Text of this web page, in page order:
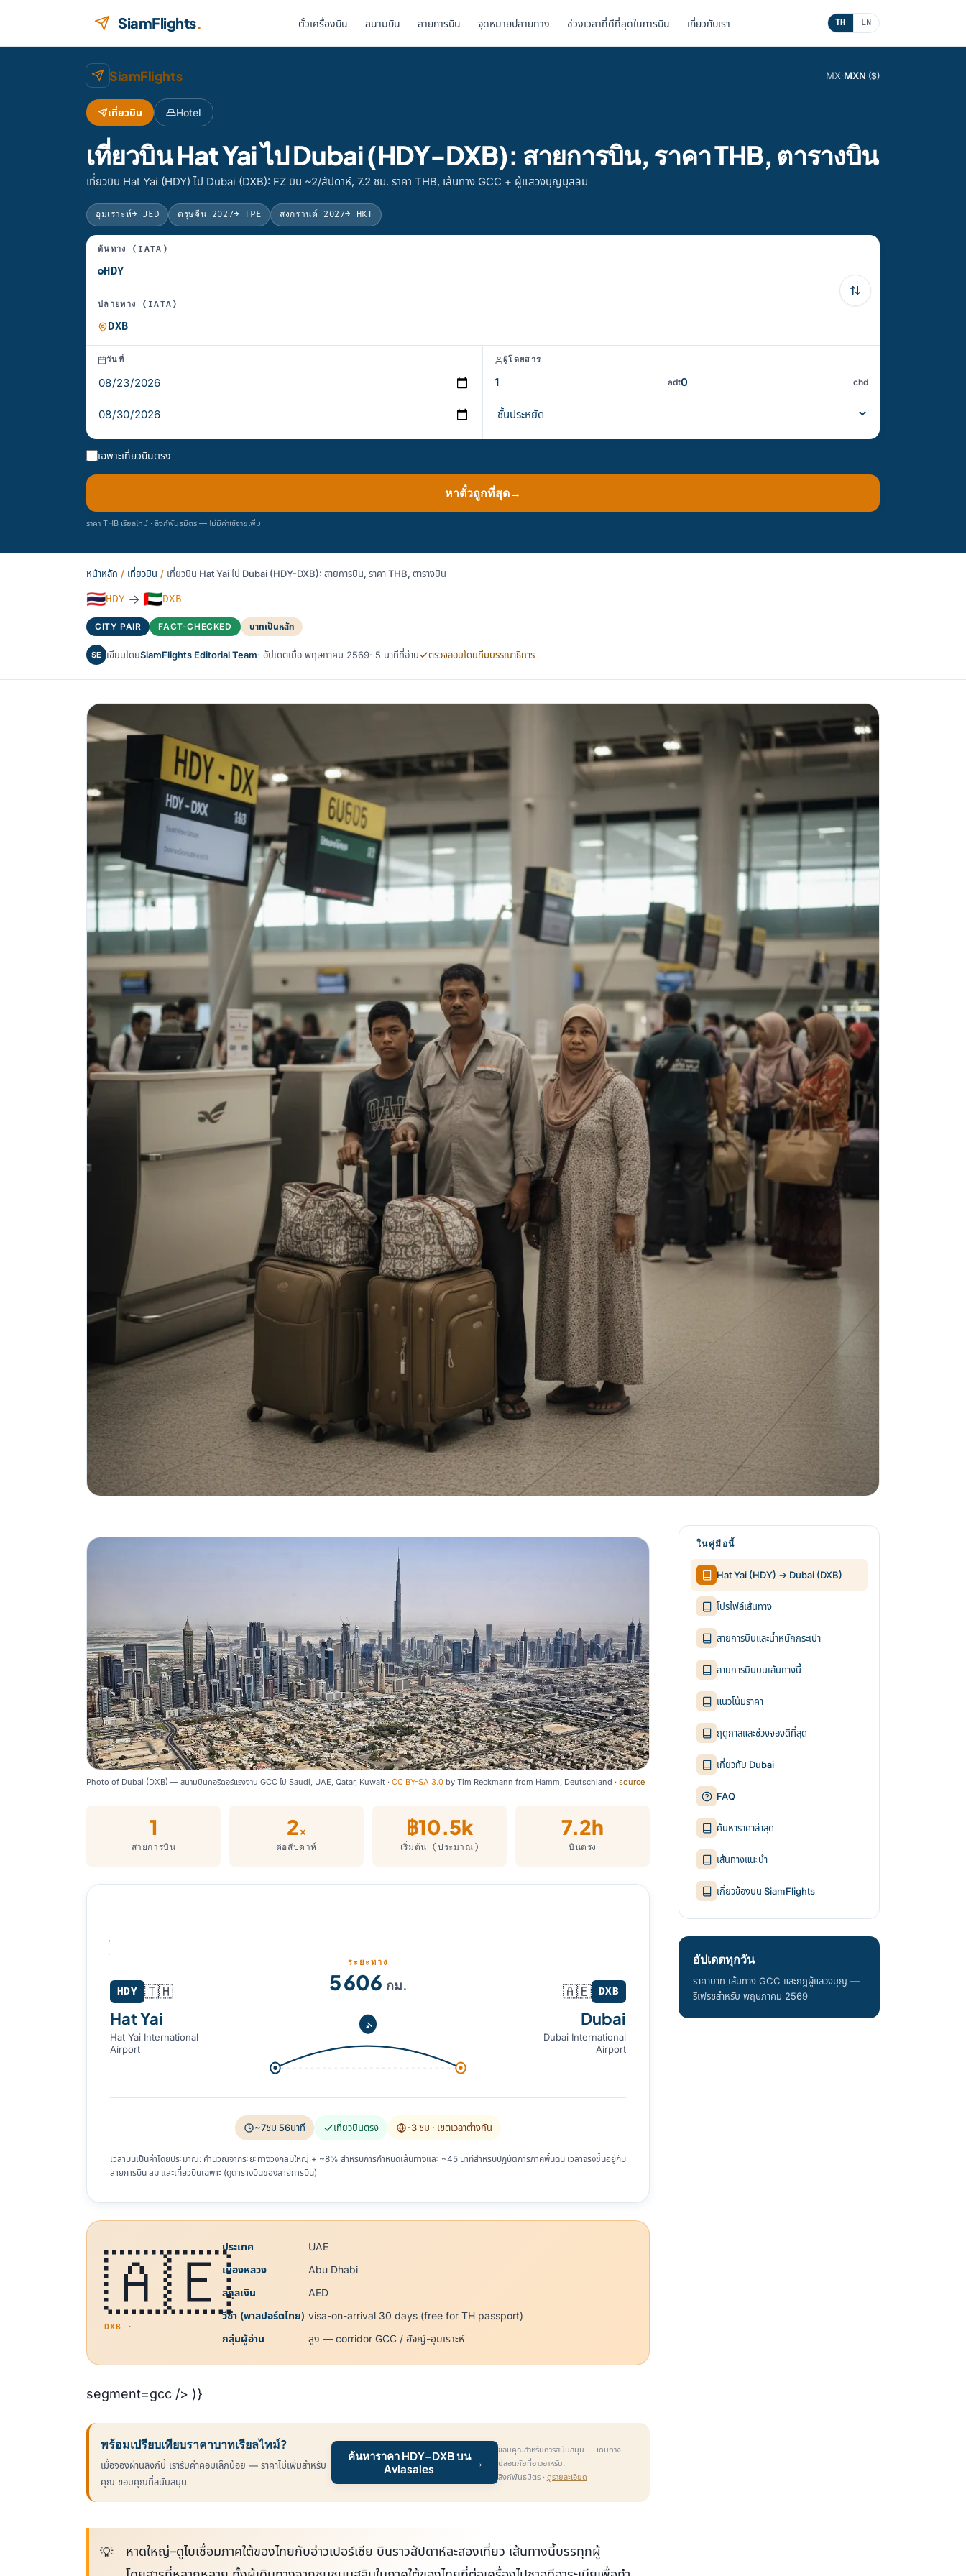
SiamFlights. ตั๋วเครื่องบิน สนามบิน สายการบิน จุดหมายปลายทาง ช่วงเวลาที่ดีที่สุดในการบิน เกี่ยวกับเรา TH EN
SiamFlights MX·MXN ($)
เที่ยวบิน Hotel
เที่ยวบิน Hat Yai ไป Dubai (HDY-DXB): สายการบิน, ราคา THB, ตารางบิน
เที่ยวบิน Hat Yai (HDY) ไป Dubai (DXB): FZ บิน ~2/สัปดาห์, 7.2 ชม. ราคา THB, เส้นทาง GCC + ผู้แสวงบุญมุสลิม
อุมเราะห์→ JED ตรุษจีน 2027→ TPE สงกรานต์ 2027→ HKT
ต้นทาง (IATA)
ปลายทาง (IATA)
วันที่ ผู้โดยสาร
adt chd
เฉพาะเที่ยวบินตรง
หาตั๋วถูกที่สุด→
ราคา THB เรียลไทม์ · ลิงก์พันธมิตร — ไม่มีค่าใช้จ่ายเพิ่ม
หน้าหลัก / เที่ยวบิน / เที่ยวบิน Hat Yai ไป Dubai (HDY-DXB): สายการบิน, ราคา THB, ตารางบิน
🇹🇭HDY → 🇦🇪DXB
CITY PAIR FACT-CHECKED บาทเป็นหลัก
SE เขียนโดยSiamFlights Editorial Team· อัปเดตเมื่อ พฤษภาคม 2569· 5 นาทีที่อ่าน ตรวจสอบโดยทีมบรรณาธิการ
Photo of Dubai (DXB) — สนามบินคอริดอร์แรงงาน GCC ไป Saudi, UAE, Qatar, Kuwait · CC BY-SA 3.0 by Tim Reckmann from Hamm, Deutschland · source
1
สายการบิน
2×
ต่อสัปดาห์
฿10.5k
เริ่มต้น (ประมาณ)
7.2h
บินตรง
HDY 🇹🇭
Hat Yai
Hat Yai International
Airport
ระยะทาง
5 606 กม. DXB
🇦🇪
Dubai
Dubai International
Airport
~7ชม 56นาที เที่ยวบินตรง -3 ชม · เขตเวลาต่างกัน
เวลาบินเป็นค่าโดยประมาณ: คำนวณจากระยะทางวงกลมใหญ่ + ~8% สำหรับการกำหนดเส้นทางและ ~45 นาทีสำหรับปฏิบัติการภาคพื้นดิน เวลาจริงขึ้นอยู่กับ
สายการบิน ลม และเที่ยวบินเฉพาะ (ดูตารางบินของสายการบิน)
🇦🇪
DXB ·
ประเทศ
UAE
เมืองหลวง
Abu Dhabi
สกุลเงิน
AED
วีซ่า (พาสปอร์ตไทย) visa-on-arrival 30 days (free for TH passport)
กลุ่มผู้อ่าน
สูง — corridor GCC / ฮัจญ์-อุมเราะห์
segment=gcc /> )}
พร้อมเปรียบเทียบราคาบาทเรียลไทม์?
เมื่อจองผ่านลิงก์นี้ เรารับค่าคอมเล็กน้อย — ราคาไม่เพิ่มสำหรับ
คุณ ขอบคุณที่สนับสนุน
ค้นหาราคา HDY–DXB บน
Aviasales
→
ขอบคุณสำหรับการสนับสนุน — เดินทาง
ปลอดภัยที่อ่าวอาหรับ.
ลิงก์พันธมิตร · ดูรายละเอียด
หาดใหญ่–ดูไบเชื่อมภาคใต้ของไทยกับอ่าวเปอร์เซีย บินราวสัปดาห์ละสองเที่ยว เส้นทางนี้บรรทุกผู้
ในคู่มือนี้
Hat Yai (HDY) → Dubai (DXB)
โปรไฟล์เส้นทาง
สายการบินและน้ำหนักกระเป๋า
สายการบินบนเส้นทางนี้
แนวโน้มราคา
ฤดูกาลและช่วงจองดีที่สุด
เกี่ยวกับ Dubai
FAQ
ค้นหาราคาล่าสุด
เส้นทางแนะนำ
เกี่ยวข้องบน SiamFlights
อัปเดตทุกวัน
ราคาบาท เส้นทาง GCC และกฎผู้แสวงบุญ —
รีเฟรชสำหรับ พฤษภาคม 2569